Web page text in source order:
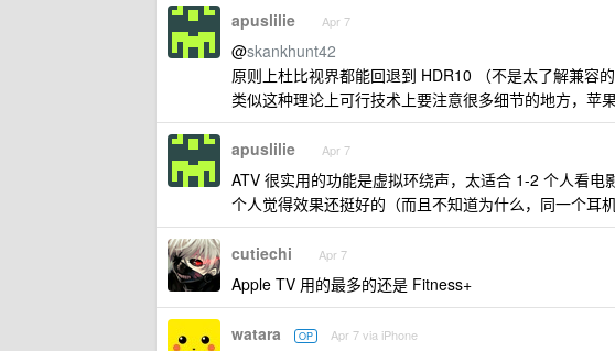
apuslilie Apr 7
@skankhunt42
原则上杜比视界都能回退到 HDR10 （不是太了解兼容的
类似这种理论上可行技术上要注意很多细节的地方，苹
apuslilie Apr 7
ATV 很实用的功能是虚拟环绕声，太适合 1-2 个人看电
个人觉得效果还挺好的（而且不知道为什么，同一个耳
cutiechi Apr 7
Apple TV 用的最多的还是 Fitness+
watara OP Apr 7 via iPhone